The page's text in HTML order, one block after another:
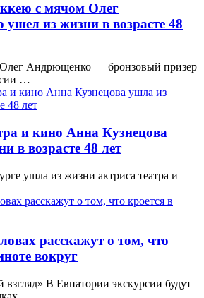
с мячом Олег
из жизни в возрасте 48
Андрющенко — бронзовый призер
…
и кино Анна Кузнецова
в возрасте 48 лет
ушла из жизни актриса театра и
расскажут о том, что
вокруг
В Евпатории экскурсии будут